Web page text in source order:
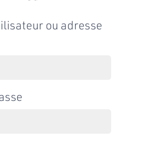
ou adresse